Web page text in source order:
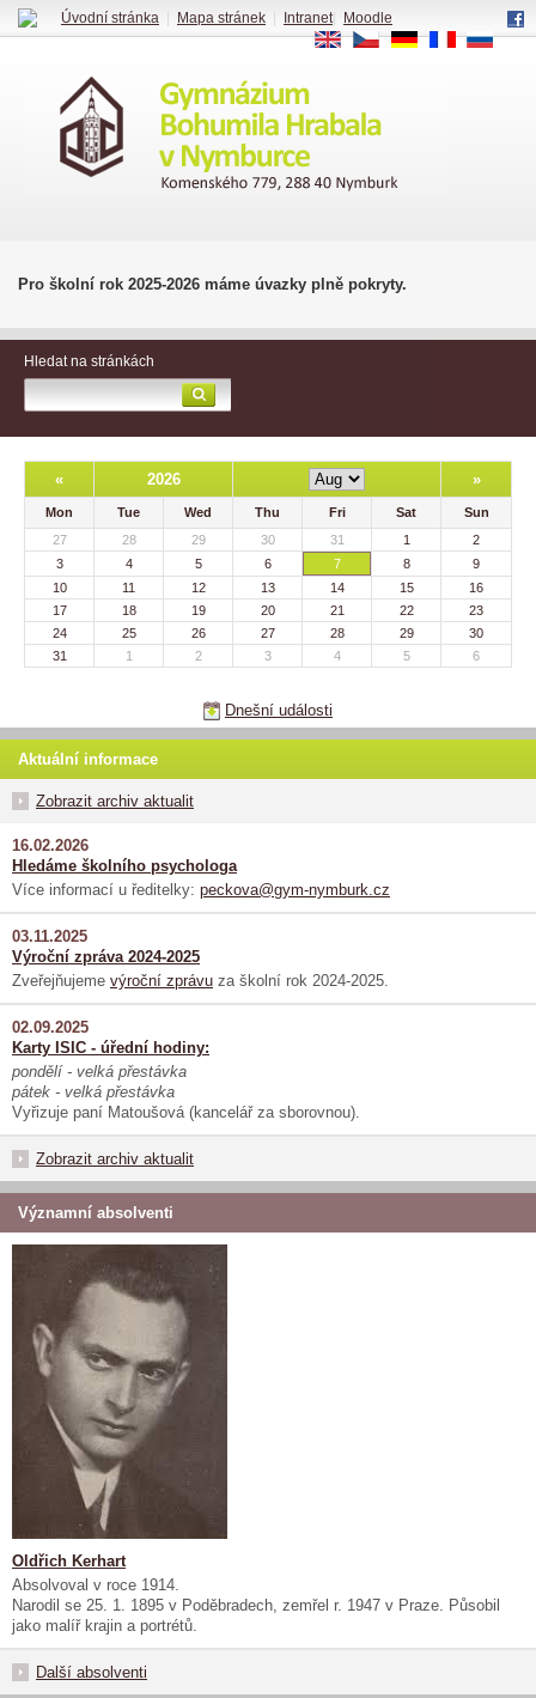
Pro školní rok 2025-2026 máme úvazky plně pokryty.
Hledat na stránkách
« 2026 »
Mon Tue Wed Thu Fri Sat
Sun
27
28 29 30 31 1
2
3
4 5 6 7 8
9
10
11 12 13 14 15
16
17
18 19 20 21 22
23
24
25 26 27 28 29
30
31
1 2 3 4 5 6
Dnešní události
Aktuální informace
Zobrazit archiv aktualit
16.02.2026
Hledáme školního psychologa
Více informací u ředitelky: peckova@gym-nymburk.cz
03.11.2025
Výroční zpráva 2024-2025
Zveřejňujeme výroční zprávu za školní rok 2024-2025.
02.09.2025
Karty ISIC - úřední hodiny:
pondělí - velká přestávka
pátek - velká přestávka
Vyřizuje paní Matoušová (kancelář za sborovnou).
Zobrazit archiv aktualit
Významní absolventi
Oldřich Kerhart
Absolvoval v roce 1914.
Narodil se 25. 1. 1895 v Poděbradech, zemřel r. 1947 v Praze. Působil
jako malíř krajin a portrétů.
Další absolventi
Úvodní stránka Mapa stránek Intranet|
Moodle
EN
CS DE FR RU